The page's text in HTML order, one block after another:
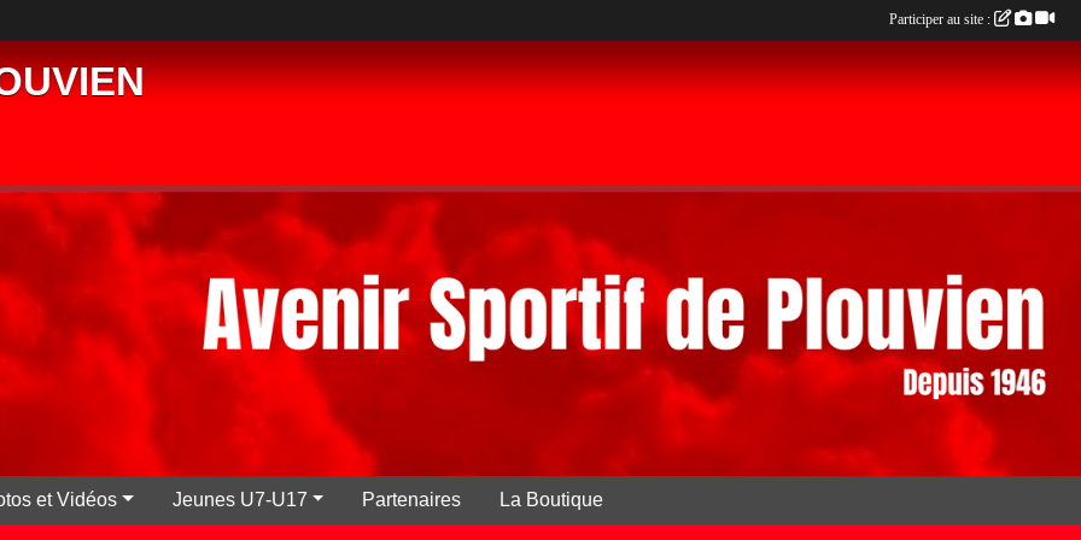
et Vidéos Jeunes U7-U17 Partenaires La Boutique
Participer au site :